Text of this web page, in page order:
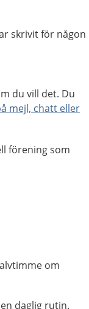
skrivit för någon
du vill det. Du
mejl, chatt eller
förening som
om
daglig rutin.